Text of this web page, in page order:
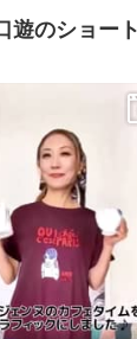
遊のショー